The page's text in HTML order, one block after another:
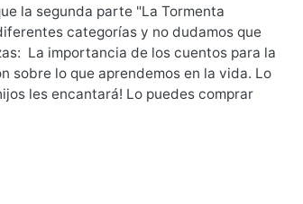
la segunda parte "La Tormenta
categorías y no dudamos que
La importancia de los cuentos para la
sobre lo que aprendemos en la vida. Lo
les encantará! Lo puedes comprar